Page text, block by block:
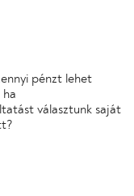
pénzt lehet
választunk saját